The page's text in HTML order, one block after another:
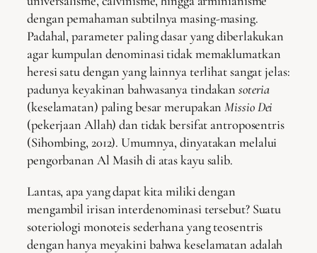
dengan pemahaman subtilnya masing-masing.
Padahal, parameter paling dasar yang diberlakukan
agar kumpulan denominasi tidak memaklumatkan
heresi satu dengan yang lainnya terlihat sangat jelas:
padunya keyakinan bahwasanya tindakansoteria
(keselamatan) paling besar merupakanMissio Dei
(pekerjaan Allah) dan tidak bersifat antroposentris
(Sihombing, 2012). Umumnya, dinyatakan melalui
pengorbanan Al Masih di atas kayu salib.
Lantas, apa yang dapat kita miliki dengan
mengambil irisan interdenominasi tersebut? Suatu
soteriologi monoteis sederhana yang teosentris
dengan hanya meyakini bahwa keselamatan adalah